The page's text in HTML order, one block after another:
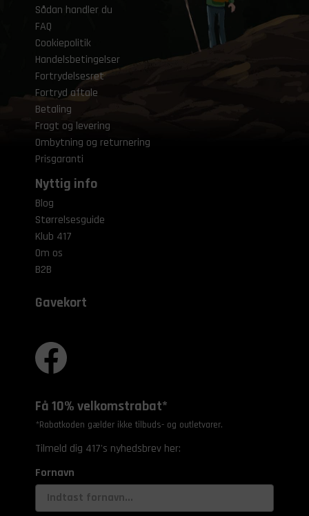
Sådan handler du
FAQ
Cookiepolitik
Handelsbetingelser
Fortrydelsesret
Fortryd aftale
Betaling
Fragt og levering
Ombytning og returnering
Prisgaranti
Nyttig info
Blog
Størrelsesguide
Klub 417
Om os
B2B
Gavekort
Få 10% velkomstrabat*
*Rabatkoden gælder ikke tilbuds- og outletvarer.
Tilmeld dig 417's nyhedsbrev her:
Fornavn